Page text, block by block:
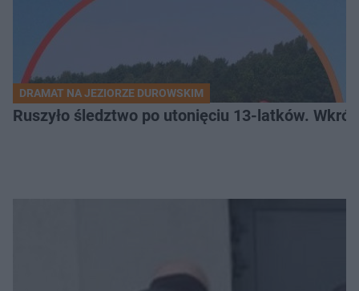
DRAMAT NA JEZIORZE DUROWSKIM
Ruszyło śledztwo po utonięciu 13-latków.